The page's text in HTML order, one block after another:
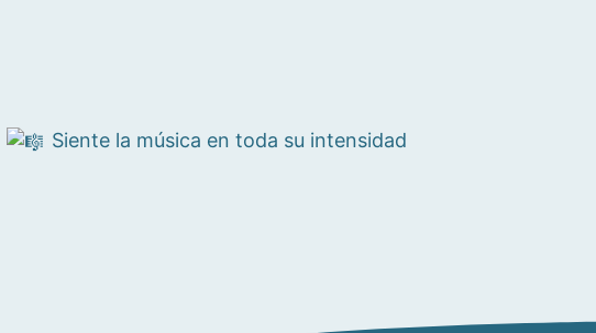
Siente la música en toda su intensidad